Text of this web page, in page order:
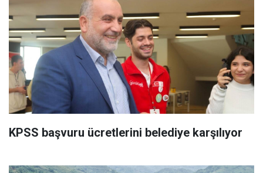
KPSS başvuru ücretlerini belediye karşılıyor